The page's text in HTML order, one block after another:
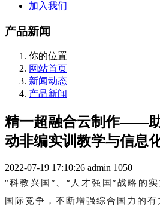
加入我们
产品新闻
你的位置
网站首页
新闻动态
产品新闻
精一超融合云制作——
动非编实训教学与信息
2022-07-19 17:10:26 admin 1050
“科教兴国”、“人才强国”战略的
国际竞争，不断增强综合国力的有